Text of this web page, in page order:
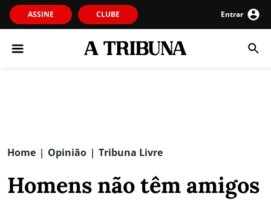
ASSINE CLUBE Entrar
Home | Opinião | Tribuna Livre
Homens não têm amigos